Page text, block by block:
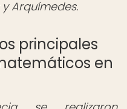
Arquímedes.
principales
en